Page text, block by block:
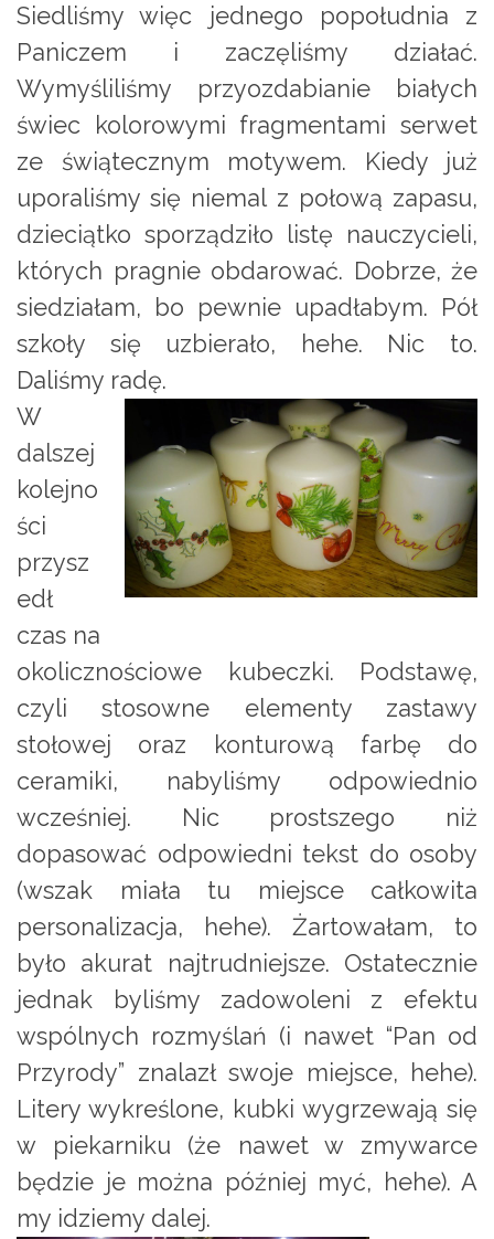
Siedliśmy więc jednego popołudnia z
Paniczem i zaczęliśmy działać.
Wymyśliliśmy przyozdabianie białych
świec kolorowymi fragmentami serwet
ze świątecznym motywem. Kiedy już
uporaliśmy się niemal z połową zapasu,
dzieciątko sporządziło listę nauczycieli,
których pragnie obdarować. Dobrze, że
siedziałam, bo pewnie upadłabym. Pół
szkoły się uzbierało, hehe. Nic to.
Daliśmy radę.
W
dalszej
kolejno
ści
przysz
edł
czas na
okolicznościowe kubeczki. Podstawę,
czyli stosowne elementy zastawy
stołowej oraz konturową farbę do
ceramiki, nabyliśmy odpowiednio
wcześniej. Nic prostszego niż
dopasować odpowiedni tekst do osoby
(wszak miała tu miejsce całkowita
personalizacja, hehe). Żartowałam, to
było akurat najtrudniejsze. Ostatecznie
jednak byliśmy zadowoleni z efektu
wspólnych rozmyślań (i nawet “Pan od
Przyrody” znalazł swoje miejsce, hehe).
Litery wykreślone, kubki wygrzewają się
w piekarniku (że nawet w zmywarce
będzie je można później myć, hehe). A
my idziemy dalej.